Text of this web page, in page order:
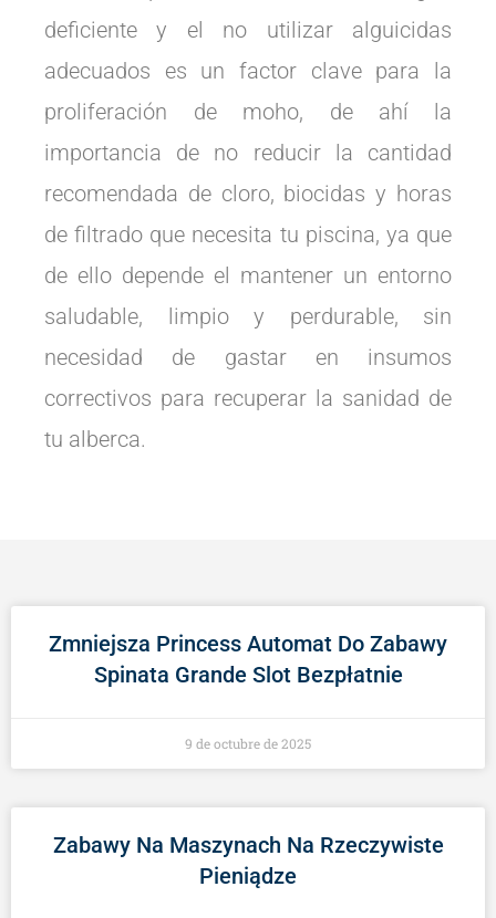
deficiente y el no utilizar alguicidas
adecuados es un factor clave para la
proliferación de moho, de ahí la
importancia de no reducir la cantidad
recomendada de cloro, biocidas y horas
de filtrado que necesita tu piscina, ya que
de ello depende el mantener un entorno
saludable, limpio y perdurable, sin
necesidad de gastar en insumos
correctivos para recuperar la sanidad de
tu alberca.
Zmniejsza Princess Automat Do Zabawy
Spinata Grande Slot Bezpłatnie
9 de octubre de 2025
Zabawy Na Maszynach Na Rzeczywiste
Pieniądze